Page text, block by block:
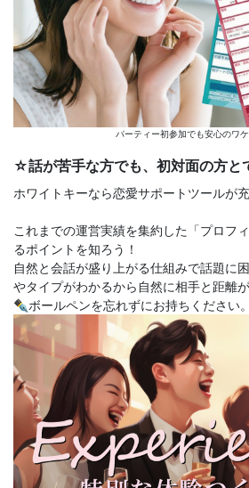
パーティー初参加でも安心のワ
☆話が苦手な方でも、初対面の方
ホワイトキーなら恋愛サポートツールが
これまでの運営実績を集約した「プロフ
るポイントを知ろう！
自然と会話が盛り上がる仕組みで話題に
やタイプがわかるから自然に相手と距離
✒ボールペンを忘れずにお持ちください。